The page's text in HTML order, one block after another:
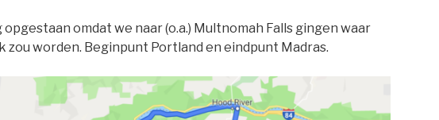
omdat we naar (o.a.) Multnomah Falls gingen waar
zou worden. Beginpunt Portland en eindpunt Madras.